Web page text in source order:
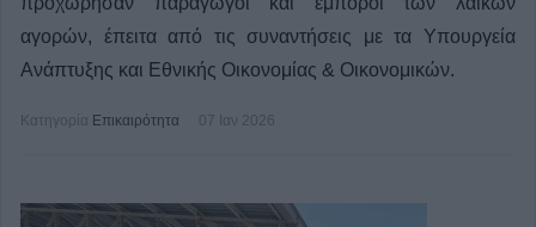
αγορών, έπειτα από τις συναντήσεις με τα Υπουργεία
Ανάπτυξης και Εθνικής Οικονομίας & Οικονομικών.
Κατηγορία Επικαιρότητα 07 Ιαν 2026